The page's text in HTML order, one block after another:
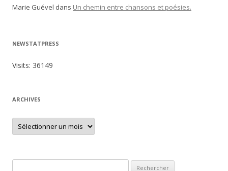
Marie Guével dans Un chemin entre chansons et poésies.
NEWSTATPRESS
Visits: 36149
ARCHIVES
A
c
e